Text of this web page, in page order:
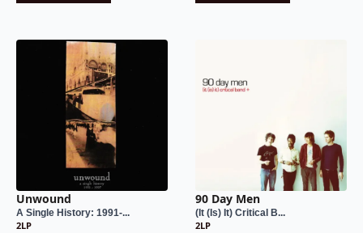
Unwound
A Single History: 1991-...
2LP
90 Day Men
(It (Is) It) Critical B...
2LP